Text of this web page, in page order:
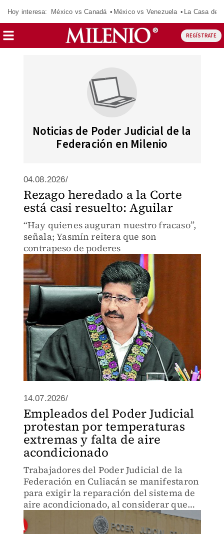
Hoy interesa: México vs Canadá México vs Venezuela La Casa de
REGÍSTRATE
Noticias de Poder Judicial de la
Federación en Milenio
04.08.2026/
Rezago heredado a la Corte
está casi resuelto: Aguilar
“Hay quienes auguran nuestro fracaso”,
señala; Yasmín reitera que son
contrapeso de poderes
14.07.2026/
Empleados del Poder Judicial
protestan por temperaturas
extremas y falta de aire
acondicionado
Trabajadores del Poder Judicial de la
Federación en Culiacán se manifestaron
para exigir la reparación del sistema de
aire acondicionado, al considerar que
las altas temperaturas ponen en riesgo
su salud y afectan la atención al público.